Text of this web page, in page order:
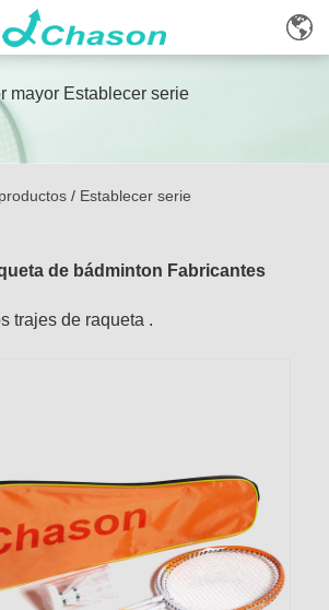
mayor Establecer serie
/ Establecer serie
de bádminton Fabricantes
trajes de raqueta .